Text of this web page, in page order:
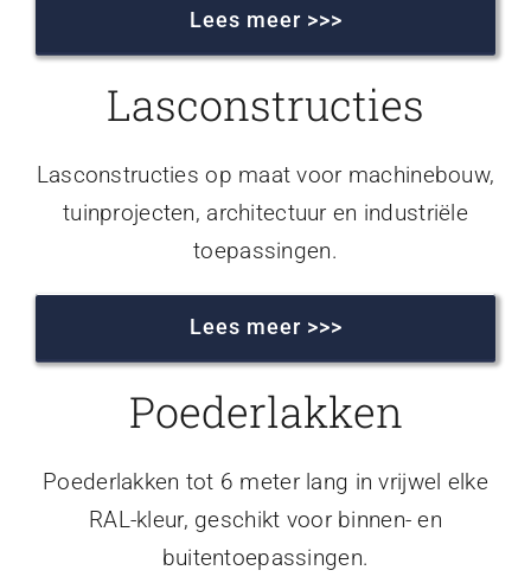
Lees meer >>>
Lasconstructies
Lasconstructies op maat voor machinebouw,
tuinprojecten, architectuur en industriële
toepassingen.
Lees meer >>>
Poederlakken
Poederlakken tot 6 meter lang in vrijwel elke
RAL-kleur, geschikt voor binnen- en
buitentoepassingen.